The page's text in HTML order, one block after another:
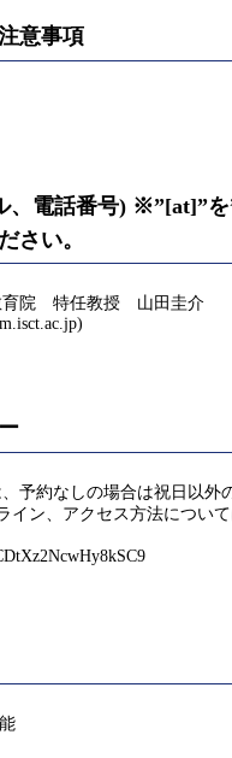
意事項
、電話番号) ※”[at]”を
さい。
教育院 特任教授 山田圭介
予約なしの場合は祝日以外
イン、アクセス方法につい